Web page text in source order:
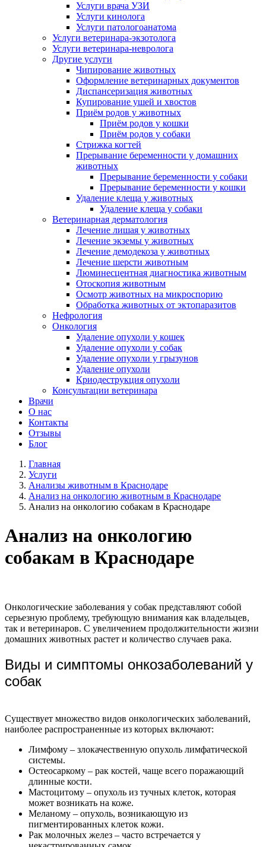
Услуги врача УЗИ
Услуги кинолога
Услуги патологоанатома
Услуги ветеринара-экзотолога
Услуги ветеринара-невролога
Другие услуги
Чипирование животных
Оформление ветеринарных документов
Диспансеризация животных
Купирование ушей и хвостов
Приём родов у животных
Приём родов у кошки
Приём родов у собаки
Стрижка когтей
Прерывание беременности у домашних
животных
Прерывание беременности у собаки
Прерывание беременности у кошки
Удаление клеща у животных
Удаление клеща у собаки
Ветеринарная дерматология
Лечение лишая у животных
Лечение экземы у животных
Лечение демодекоза у животных
Лечение шерсти животным
Люминесцентная диагностика животным
Отоскопия животным
Осмотр животных на микроспорию
Обработка животных от эктопаразитов
Нефрология
Онкология
Удаление опухоли у кошек
Удаление опухоли у собак
Удаление опухоли у грызунов
Удаление опухоли
Криодеструкция опухоли
Консультации ветеринара
Врачи
О нас
Контакты
Отзывы
Блог
Главная
Услуги
Анализы животным в Краснодаре
Анализ на онкологию животным в Краснодаре
Анализ на онкологию собакам в Краснодаре
Анализ на онкологию
собакам в Краснодаре
Онкологические заболевания у собак представляют собой
серьезную проблему, требующую внимания как владельцев,
так и ветеринаров. С увеличением продолжительности жизни
домашних животных растет и количество случаев рака.
Виды и симптомы онкозаболеваний у
собак
Существует множество видов онкологических заболеваний,
наиболее распространенные из которых включают:
Лимфому – злокачественную опухоль лимфатической
системы.
Остеосаркому – рак костей, чаще всего поражающий
длинные кости.
Мастоцитому – опухоль из тучных клеток, которая
может возникать на коже.
Меланому – опухоль, возникающую из
пигментированных клеток кожи.
Рак молочных желез – часто встречается у